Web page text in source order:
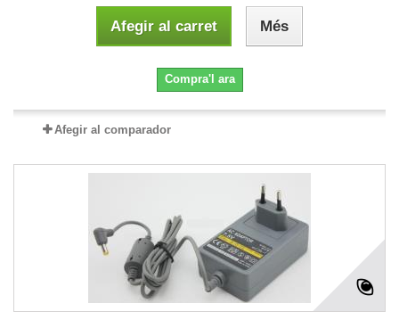
Afegir al carret Més
Compra'l ara
Afegir al comparador